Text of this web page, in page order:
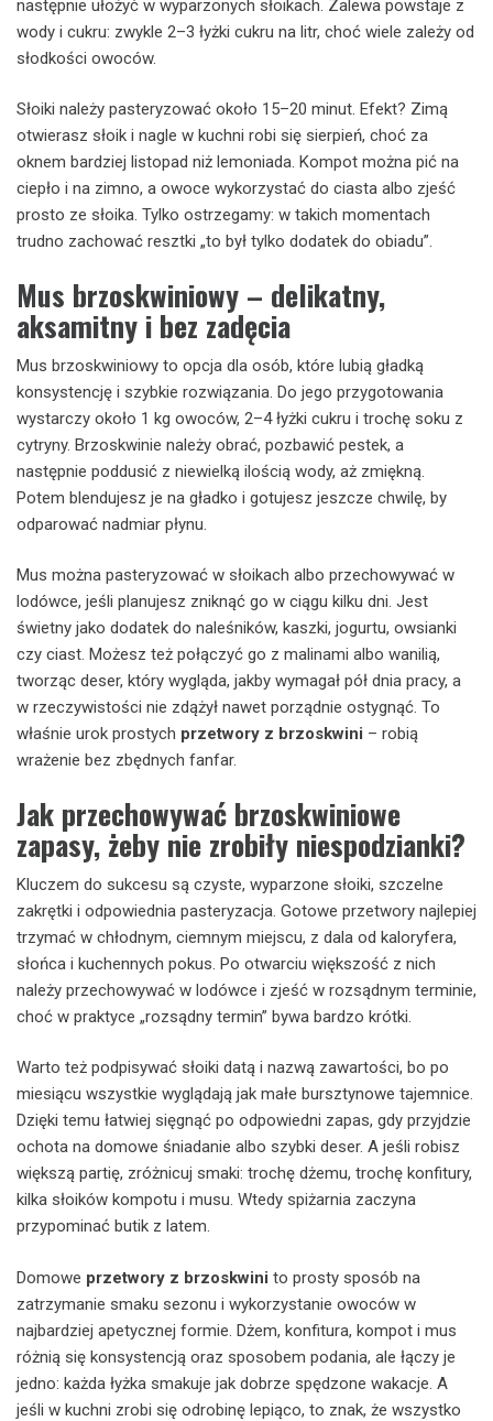
następnie ułożyć w wyparzonych słoikach. Zalewa powstaje z
wody i cukru: zwykle 2–3 łyżki cukru na litr, choć wiele zależy od
słodkości owoców.
Słoiki należy pasteryzować około 15–20 minut. Efekt? Zimą
otwierasz słoik i nagle w kuchni robi się sierpień, choć za
oknem bardziej listopad niż lemoniada. Kompot można pić na
ciepło i na zimno, a owoce wykorzystać do ciasta albo zjeść
prosto ze słoika. Tylko ostrzegamy: w takich momentach
trudno zachować resztki „to był tylko dodatek do obiadu”.
Mus brzoskwiniowy – delikatny,
aksamitny i bez zadęcia
Mus brzoskwiniowy to opcja dla osób, które lubią gładką
konsystencję i szybkie rozwiązania. Do jego przygotowania
wystarczy około 1 kg owoców, 2–4 łyżki cukru i trochę soku z
cytryny. Brzoskwinie należy obrać, pozbawić pestek, a
następnie poddusić z niewielką ilością wody, aż zmiękną.
Potem blendujesz je na gładko i gotujesz jeszcze chwilę, by
odparować nadmiar płynu.
Mus można pasteryzować w słoikach albo przechowywać w
lodówce, jeśli planujesz zniknąć go w ciągu kilku dni. Jest
świetny jako dodatek do naleśników, kaszki, jogurtu, owsianki
czy ciast. Możesz też połączyć go z malinami albo wanilią,
tworząc deser, który wygląda, jakby wymagał pół dnia pracy, a
w rzeczywistości nie zdążył nawet porządnie ostygnąć. To
właśnie urok prostych przetwory z brzoskwini – robią
wrażenie bez zbędnych fanfar.
Jak przechowywać brzoskwiniowe
zapasy, żeby nie zrobiły niespodzianki?
Kluczem do sukcesu są czyste, wyparzone słoiki, szczelne
zakrętki i odpowiednia pasteryzacja. Gotowe przetwory najlepiej
trzymać w chłodnym, ciemnym miejscu, z dala od kaloryfera,
słońca i kuchennych pokus. Po otwarciu większość z nich
należy przechowywać w lodówce i zjeść w rozsądnym terminie,
choć w praktyce „rozsądny termin” bywa bardzo krótki.
Warto też podpisywać słoiki datą i nazwą zawartości, bo po
miesiącu wszystkie wyglądają jak małe bursztynowe tajemnice.
Dzięki temu łatwiej sięgnąć po odpowiedni zapas, gdy przyjdzie
ochota na domowe śniadanie albo szybki deser. A jeśli robisz
większą partię, zróżnicuj smaki: trochę dżemu, trochę konfitury,
kilka słoików kompotu i musu. Wtedy spiżarnia zaczyna
przypominać butik z latem.
Domowe przetwory z brzoskwini to prosty sposób na
zatrzymanie smaku sezonu i wykorzystanie owoców w
najbardziej apetycznej formie. Dżem, konfitura, kompot i mus
różnią się konsystencją oraz sposobem podania, ale łączy je
jedno: każda łyżka smakuje jak dobrze spędzone wakacje. A
jeśli w kuchni zrobi się odrobinę lepiąco, to znak, że wszystko